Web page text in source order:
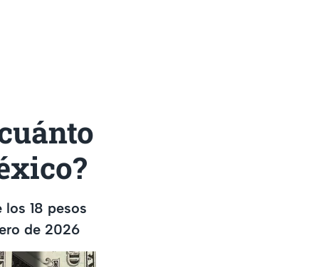
18 pesos
de 2026